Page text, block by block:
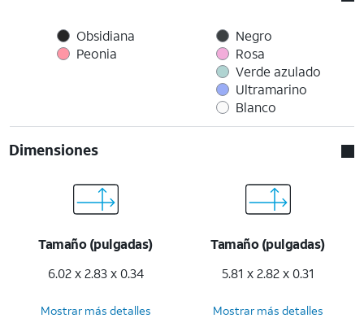
Obsidiana
Peonia
Negro
Rosa
Verde azulado
Ultramarino
Blanco
Dimensiones
Tamaño (pulgadas)
6.02 x 2.83 x 0.34
Tamaño (pulgadas)
5.81 x 2.82 x 0.31
Mostrar más detalles Mostrar más detalles